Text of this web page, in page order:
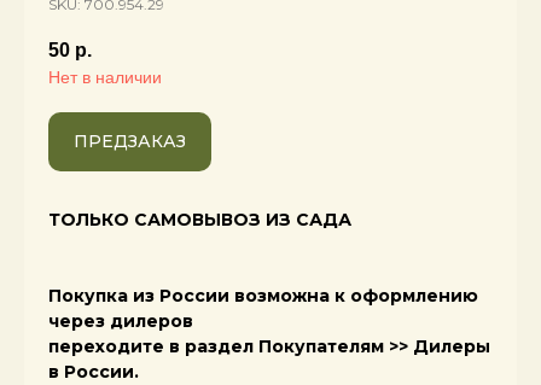
SKU: 700.954.29
50 р.
Нет в наличии
ПРЕДЗАКАЗ
ТОЛЬКО САМОВЫВОЗ ИЗ САДА
Покупка из России возможна к оформлению
через дилеров
переходите в раздел Покупателям >> Дилеры
в России.